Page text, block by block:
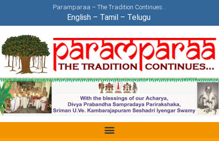
Paramparaa – The Tradition Continues…
English– Tamil– Telugu